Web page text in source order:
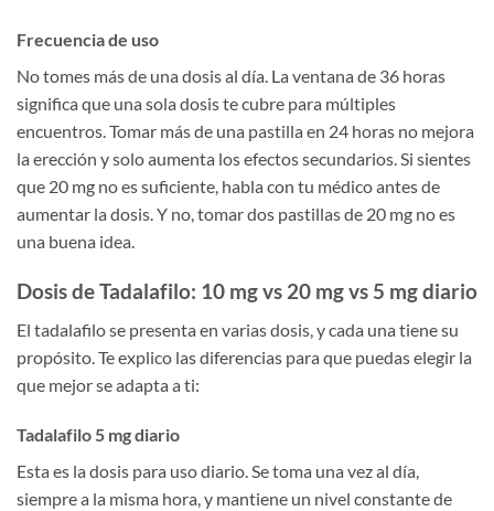
Frecuencia de uso
No tomes más de una dosis al día. La ventana de 36 horas
significa que una sola dosis te cubre para múltiples
encuentros. Tomar más de una pastilla en 24 horas no mejora
la erección y solo aumenta los efectos secundarios. Si sientes
que 20 mg no es suficiente, habla con tu médico antes de
aumentar la dosis. Y no, tomar dos pastillas de 20 mg no es
una buena idea.
Dosis de Tadalafilo: 10 mg vs 20 mg vs 5 mg diario
El tadalafilo se presenta en varias dosis, y cada una tiene su
propósito. Te explico las diferencias para que puedas elegir la
que mejor se adapta a ti:
Tadalafilo 5 mg diario
Esta es la dosis para uso diario. Se toma una vez al día,
siempre a la misma hora, y mantiene un nivel constante de